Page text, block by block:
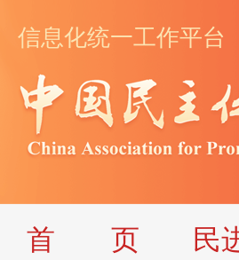
信息化统一工作平台
首 页 民